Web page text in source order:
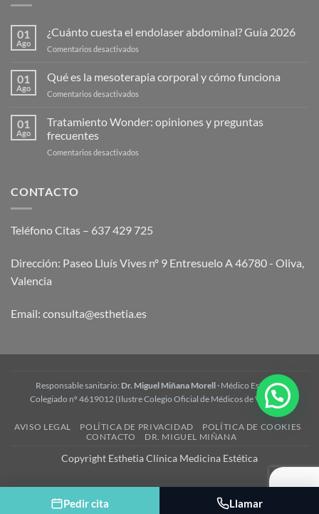
01
Ago
¿Cuánto cuesta el endolaser abdominal? Guía 2026
Comentarios desactivados
cuesta
el
Guía
01
Ago
Qué es la mesoterapia corporal y cómo funciona
Comentarios desactivados
es
la
01
Ago
Tratamiento Wonder: opiniones y preguntas
frecuentes
Comentarios desactivados
CONTACTO
Teléfono Citas – 637 429 725
Dirección: Paseo Lluís Vives nº 9 Entresuelo A 46780 - Oliva,
Valencia
Email: consulta@esthetia.es
Responsable sanitario: Dr. Miguel Miñana Morell· Médico Estético ·
Colegiado nº 4619012 (Ilustre Colegio Oficial de Médicos de Valencia)
AVISO LEGAL POLÍTICA DE PRIVACIDAD
POLÍTICA DE COOKIES
CONTACTO
DR. MIGUEL MIÑANA
Copyright Esthetia Clínica Medicina Estética
Pedir cita Llamar